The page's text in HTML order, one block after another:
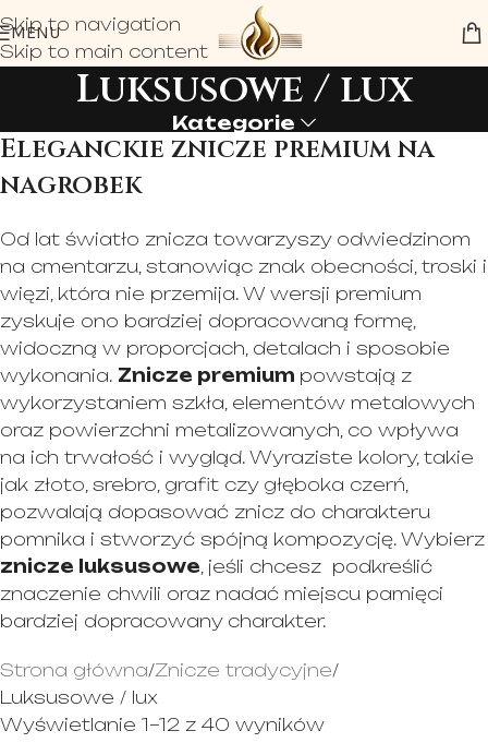
Skip to navigation
Skip to main content
MENU
Luksusowe / lux
Kategorie
Eleganckie znicze premium na
nagrobek
Od lat światło znicza towarzyszy odwiedzinom
na cmentarzu, stanowiąc znak obecności, troski i
więzi, która nie przemija. W wersji premium
zyskuje ono bardziej dopracowaną formę,
widoczną w proporcjach, detalach i sposobie
wykonania. Znicze premium powstają z
wykorzystaniem szkła, elementów metalowych
oraz powierzchni metalizowanych, co wpływa
na ich trwałość i wygląd. Wyraziste kolory, takie
jak złoto, srebro, grafit czy głęboka czerń,
pozwalają dopasować znicz do charakteru
pomnika i stworzyć spójną kompozycję. Wybierz
znicze luksusowe, jeśli chcesz podkreślić
znaczenie chwili oraz nadać miejscu pamięci
bardziej dopracowany charakter.
Strona główna Znicze tradycyjne
Luksusowe / lux
Wyświetlanie 1–12 z 40 wyników